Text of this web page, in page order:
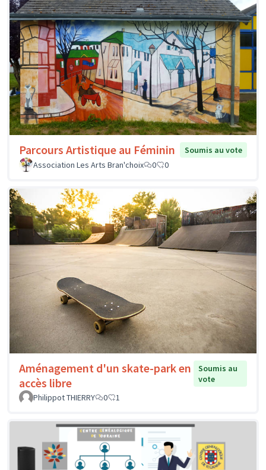
Parcours Artistique au Féminin
Soumis au vote
Association Les Arts Bran'choix
0 0
Aménagement d'un skate-park en
accès libre
Soumis au
vote
Philippot THIERRY
0 1